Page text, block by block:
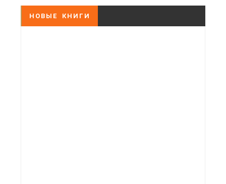
НОВЫЕ КНИГИ